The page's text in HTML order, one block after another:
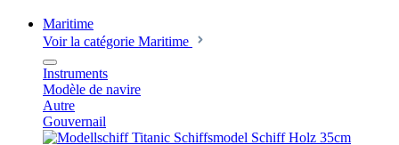
Maritime
Voir la catégorie Maritime
Instruments
Modèle de navire
Autre
Gouvernail